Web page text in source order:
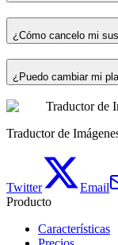
¿Cómo cancelo mi
¿Puedo cambiar mi
Traductor de
Traductor de
Twitter
Email
Producto
Características